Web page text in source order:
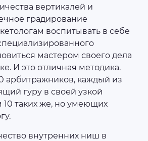
вертикалей и
градирование
воспитывать в себе
мастером своего дела
И это отличная методика.
арбитражников, каждый из
гуру в своей узкой
10 таких же, но умеющих
внутренних ниш в